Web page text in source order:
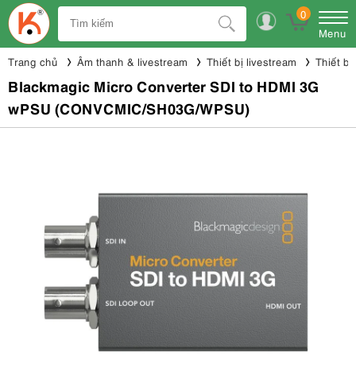
0
Menu
Trang chủ Âm thanh & livestream Thiết bị livestream Thiết bị
Blackmagic Micro Converter SDI to HDMI 3G
wPSU (CONVCMIC/SH03G/WPSU)